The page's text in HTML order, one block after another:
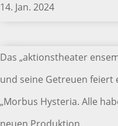
14. Jan. 2024
Das „aktionstheater
und seine Getreuen feiert
„Morbus Hysteria. Alle